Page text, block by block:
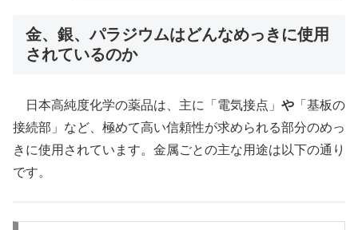
金、銀、パラジウムはどんなめっきに使用
されているのか
日本高純度化学の薬品は、主に「電気接点」 や 「基板の
接続部」など、極めて高い信頼性が求められる部分のめっ
きに使用されています。金属ごとの主な用途は以下の通り
です。